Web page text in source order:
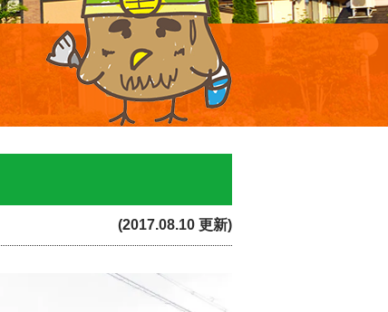
(2017.08.10 更新)